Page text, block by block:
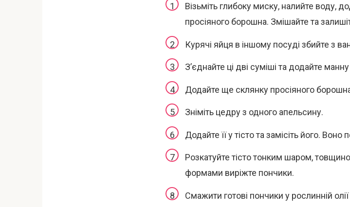
Візьміть глибоку миску, налийте воду,
просіяного борошна. Змішайте та
Курячі яйця в іншому посуді збийте з
З’єднайте ці дві суміші та додайте
Додайте ще склянку просіяного
Зніміть цедру з одного апельсину.
Додайте її у тісто та замісіть його.
Розкатуйте тісто тонким шаром,
формами виріжте пончики.
Смажити готові пончики у рослинній олії